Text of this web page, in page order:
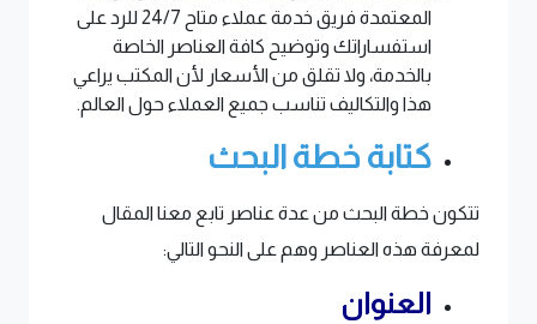
المعتمدة فريق خدمة عملاء متاح 24/7 للرد على
استفساراتك وتوضيح كافة العناصر الخاصة
بالخدمة، ولا تقلق من الأسعار لأن المكتب يراعي
هذا والتكاليف تناسب جميع العملاء حول العالم.
كتابة خطة البحث
تتكون خطة البحث من عدة عناصر تابع معنا المقال
لمعرفة هذه العناصر وهم على النحو التالي:
العنوان